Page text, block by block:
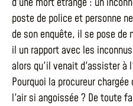
poste de police et personne
de son enquête, il se pose
il un rapport avec les
alors qu'il venait d'assister à
Pourquoi la procureur
l'air si angoissée ? De toute